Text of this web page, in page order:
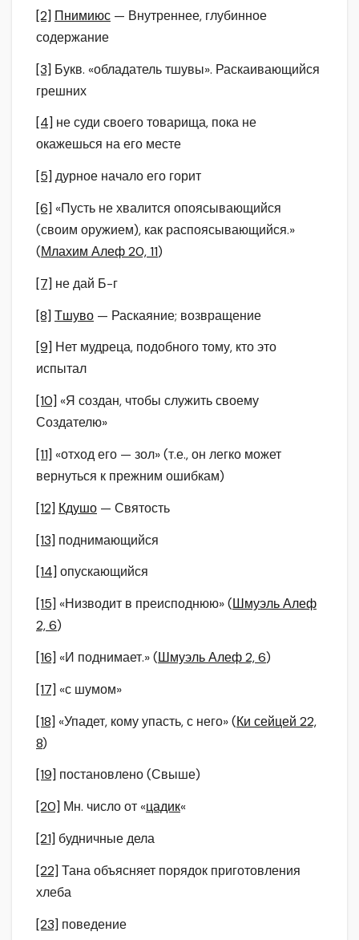
[2] Пнимиюс — Внутреннее, глубинное
содержание
[3] Букв. «обладатель тшувы». Раскаивающийся
грешних
[4] не суди своего товарища, пока не
окажешься на его месте
[5] дурное начало его горит
[6] «Пусть не хвалится опоясывающийся
(своим оружием), как распоясывающийся.»
(Млахим Алеф 20, 11)
[7] не дай Б-г
[8] Тшуво — Раскаяние; возвращение
[9] Нет мудреца, подобного тому, кто это
испытал
[10] «Я создан, чтобы служить своему
Создателю»
[11] «отход его — зол» (т.е., он легко может
вернуться к прежним ошибкам)
[12] Кдушо — Святость
[13] поднимающийся
[14] опускающийся
[15] «Низводит в преисподнюю» (Шмуэль Алеф
2, 6)
[16] «И поднимает.» (Шмуэль Алеф 2, 6)
[17] «с шумом»
[18] «Упадет, кому упасть, с него» (Ки сейцей 22,
8)
[19] постановлено (Свыше)
[20] Мн. число от «цадик«
[21] будничные дела
[22] Тана объясняет порядок приготовления
хлеба
[23] поведение